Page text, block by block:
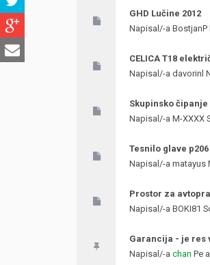
GHD Lučine 2012
Napisal/-a BostjanP
CELICA T18
Napisal/-a davorinl
Skupinsko
Napisal/-a M-XXXX
Tesnilo glave p206
Napisal/-a matayus
Prostor za
Napisal/-a BOKI81
Garancija - je res
Napisal/-a chan Pe